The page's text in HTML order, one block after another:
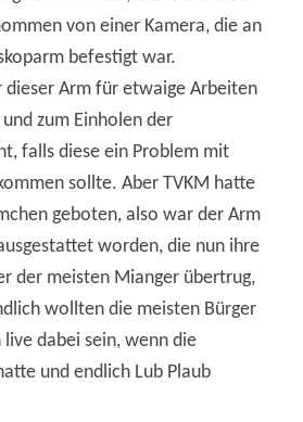
von einer Kamera, die an
befestigt war.
Arm für etwaige Arbeiten
zum Einholen der
falls diese ein Problem mit
sollte. Aber TVKM hatte
geboten, also war der Arm
worden, die nun ihre
der meisten Mianger übertrug,
wollten die meisten Bürger
dabei sein, wenn die
und endlich Lub Plaub